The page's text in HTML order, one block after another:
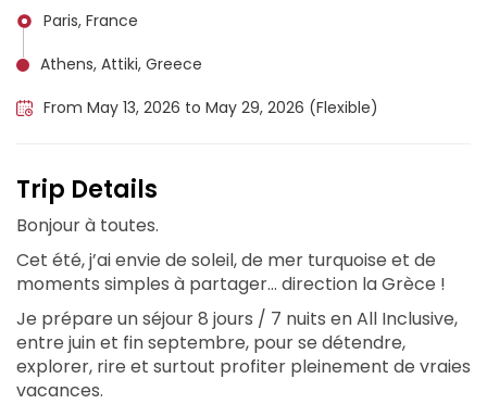
Paris, France
Athens, Attiki, Greece
From May 13, 2026 to May 29, 2026 (Flexible)
Trip Details
‎Bonjour à toutes.
‎Cet été, j’ai envie de soleil, de mer turquoise et de
moments simples à partager… direction la Grèce !
‎Je prépare un séjour 8 jours / 7 nuits en All Inclusive,
entre juin et fin septembre, pour se détendre,
explorer, rire et surtout profiter pleinement de vraies
vacances.